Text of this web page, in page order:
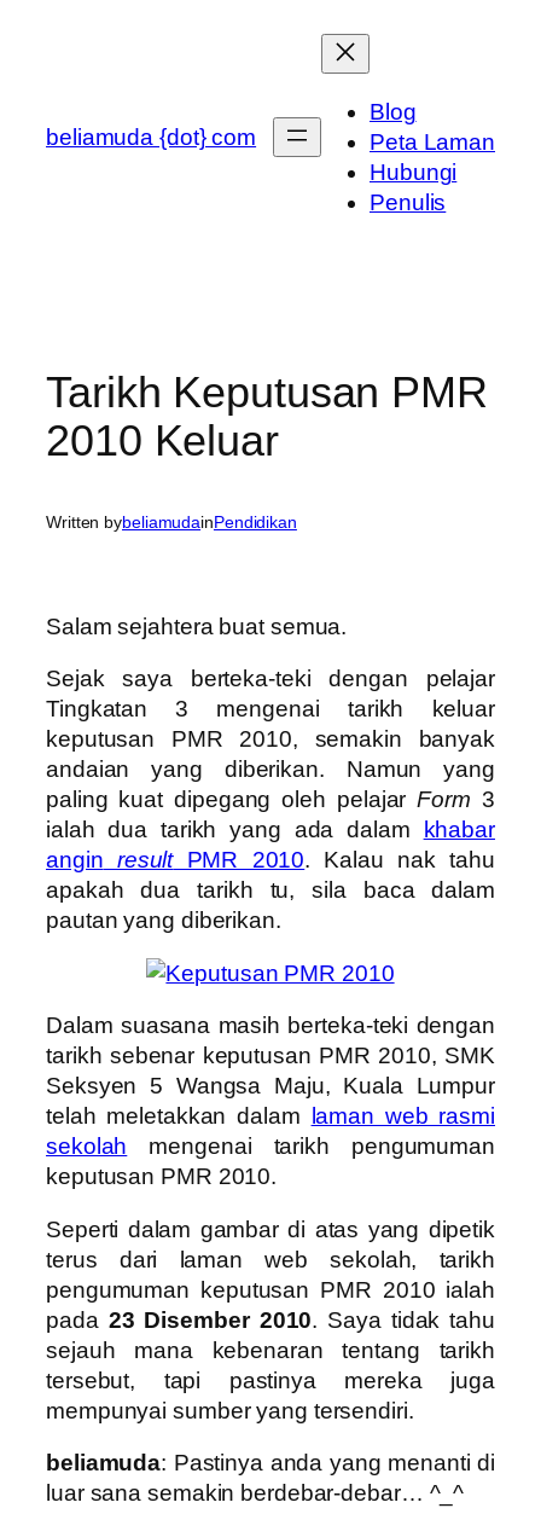
beliamuda {dot} com
Blog
Peta Laman
Hubungi
Penulis
Tarikh Keputusan PMR
2010 Keluar
Written bybeliamudainPendidikan
Salam sejahtera buat semua.
Sejak saya berteka-teki dengan pelajar
Tingkatan 3 mengenai tarikh keluar
keputusan PMR 2010, semakin banyak
andaian yang diberikan. Namun yang
paling kuat dipegang oleh pelajarForm 3
ialah dua tarikh yang ada dalam
khabar
angin resultPMR 2010. Kalau nak tahu
apakah dua tarikh tu, sila baca dalam
pautan yang diberikan.
Dalam suasana masih berteka-teki dengan
tarikh sebenar keputusan PMR 2010, SMK
Seksyen 5 Wangsa Maju, Kuala Lumpur
telah meletakkan dalam
laman web rasmi
sekolah mengenai tarikh pengumuman
keputusan PMR 2010.
Seperti dalam gambar di atas yang dipetik
terus dari laman web sekolah, tarikh
pengumuman keputusan PMR 2010 ialah
pada 23 Disember 2010. Saya tidak tahu
sejauh mana kebenaran tentang tarikh
tersebut, tapi pastinya mereka juga
mempunyai sumber yang tersendiri.
beliamuda: Pastinya anda yang menanti di
luar sana semakin berdebar-debar… ^_^